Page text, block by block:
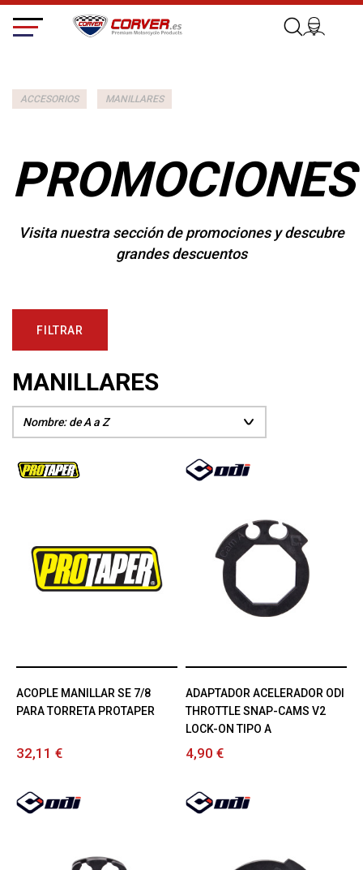
ACCESORIOS MANILLARES
PROMOCIONES
Visita nuestra sección de promociones y descubre
grandes descuentos
FILTRAR
MANILLARES
ACOPLE MANILLAR SE 7/8
PARA TORRETA PROTAPER
32,11 €
ADAPTADOR ACELERADOR ODI
THROTTLE SNAP-CAMS V2
LOCK-ON TIPO A
4,90 €